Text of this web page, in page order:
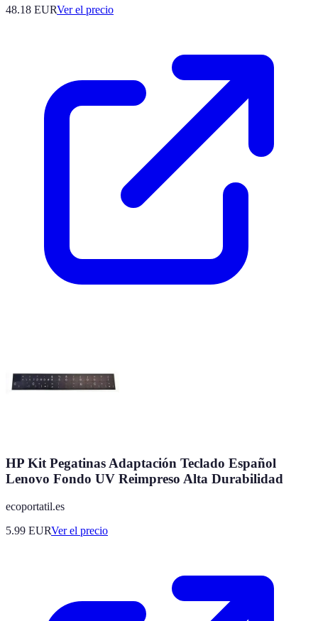
48.18 EURVer el precio
HP Kit Pegatinas Adaptación Teclado Español
Lenovo Fondo UV Reimpreso Alta Durabilidad
ecoportatil.es
5.99 EURVer el precio